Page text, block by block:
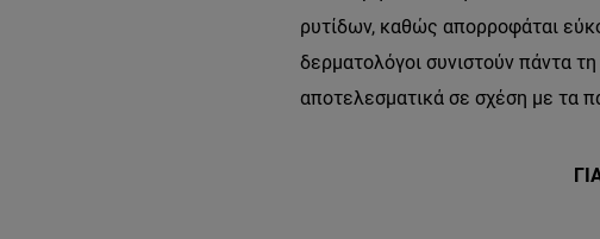
ρυτίδων, καθώς απορροφάται
δερματολόγοι συνιστούν πάντα
αποτελεσματικά σε σχέση με τα